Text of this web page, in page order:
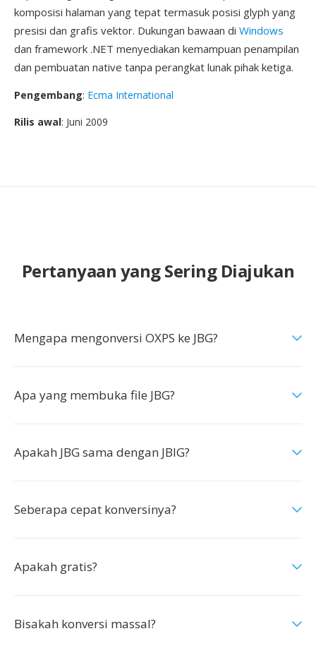
komposisi halaman yang tepat termasuk posisi glyph yang
presisi dan grafis vektor. Dukungan bawaan di Windows
dan framework .NET menyediakan kemampuan penampilan
dan pembuatan native tanpa perangkat lunak pihak ketiga.
Pengembang: Ecma International
Rilis awal: Juni 2009
Pertanyaan yang Sering Diajukan
Mengapa mengonversi OXPS ke JBG?
Apa yang membuka file JBG?
Apakah JBG sama dengan JBIG?
Seberapa cepat konversinya?
Apakah gratis?
Bisakah konversi massal?